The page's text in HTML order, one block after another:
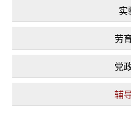
实
劳
党
辅